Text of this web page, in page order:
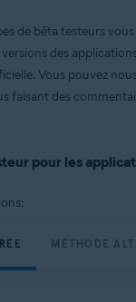
5.x pour Android
pour Android
de bêta testeurs
des
Vous pouvez
faisant des
pour les
MÉTHODE